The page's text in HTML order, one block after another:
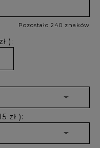
Pozostało 240 znaków
):
zł ):